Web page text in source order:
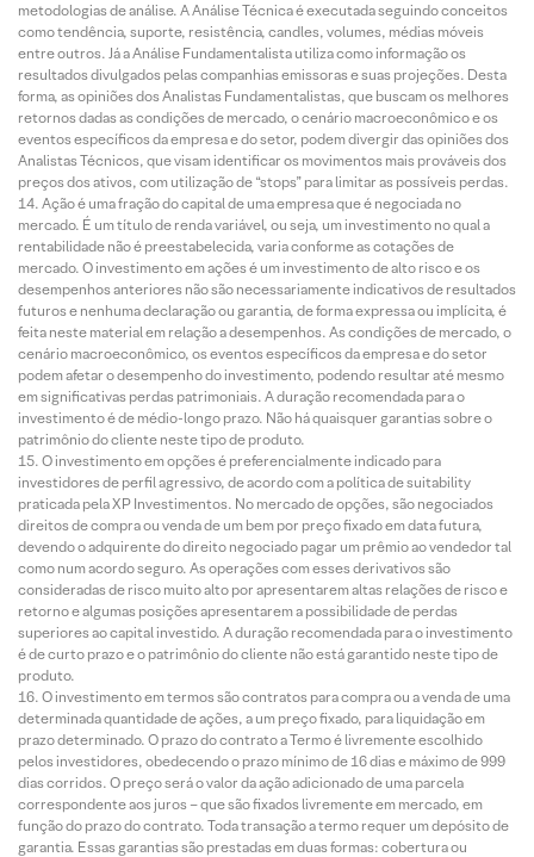
metodologias de análise. A Análise Técnica é executada seguindo conceitos
como tendência, suporte, resistência, candles, volumes, médias móveis
entre outros. Já a Análise Fundamentalista utiliza como informação os
resultados divulgados pelas companhias emissoras e suas projeções. Desta
forma, as opiniões dos Analistas Fundamentalistas, que buscam os melhores
retornos dadas as condições de mercado, o cenário macroeconômico e os
eventos específicos da empresa e do setor, podem divergir das opiniões dos
Analistas Técnicos, que visam identificar os movimentos mais prováveis dos
preços dos ativos, com utilização de “stops” para limitar as possíveis perdas.
Ação é uma fração do capital de uma empresa que é negociada no
mercado. É um título de renda variável, ou seja, um investimento no qual a
rentabilidade não é preestabelecida, varia conforme as cotações de
mercado. O investimento em ações é um investimento de alto risco e os
desempenhos anteriores não são necessariamente indicativos de resultados
futuros e nenhuma declaração ou garantia, de forma expressa ou implícita, é
feita neste material em relação a desempenhos. As condições de mercado, o
cenário macroeconômico, os eventos específicos da empresa e do setor
podem afetar o desempenho do investimento, podendo resultar até mesmo
em significativas perdas patrimoniais. A duração recomendada para o
investimento é de médio-longo prazo. Não há quaisquer garantias sobre o
patrimônio do cliente neste tipo de produto.
O investimento em opções é preferencialmente indicado para
investidores de perfil agressivo, de acordo com a política de suitability
praticada pela XP Investimentos. No mercado de opções, são negociados
direitos de compra ou venda de um bem por preço fixado em data futura,
devendo o adquirente do direito negociado pagar um prêmio ao vendedor tal
como num acordo seguro. As operações com esses derivativos são
consideradas de risco muito alto por apresentarem altas relações de risco e
retorno e algumas posições apresentarem a possibilidade de perdas
superiores ao capital investido. A duração recomendada para o investimento
é de curto prazo e o patrimônio do cliente não está garantido neste tipo de
produto.
O investimento em termos são contratos para compra ou a venda de uma
determinada quantidade de ações, a um preço fixado, para liquidação em
prazo determinado. O prazo do contrato a Termo é livremente escolhido
pelos investidores, obedecendo o prazo mínimo de 16 dias e máximo de 999
dias corridos. O preço será o valor da ação adicionado de uma parcela
correspondente aos juros – que são fixados livremente em mercado, em
função do prazo do contrato. Toda transação a termo requer um depósito de
garantia. Essas garantias são prestadas em duas formas: cobertura ou